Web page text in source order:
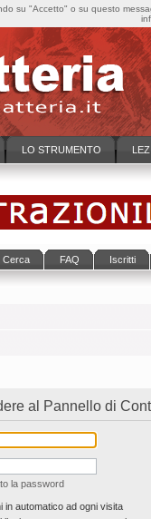
LO STRUMENTO
Cerca FAQ Iscritti
al Pannello di
la password
in automatico ad ogni visita
su "Accetto" o su questo